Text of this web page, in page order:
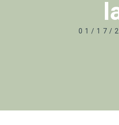
01/17/